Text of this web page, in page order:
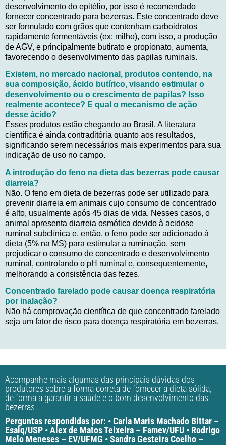
desenvolvimento do epitélio, por isso é recomendado
fornecer concentrado para bezerras. Este concentrado deve
ser formulado com grãos que contenham carboidratos
rapidamente fermentáveis (ex: milho), com isso, a produção
de AGV, e principalmente butirato e propionato, aumenta,
favorecendo o desenvolvimento das papilas ruminais.
Existem, no mercado nacional, produtos con­tendo, na
sua composição, ácido butírico, visando estimular o
desenvolvimento ou o crescimento de papilas? Isso
realmente acontece? E qual o mecanismo de ação
desse ácido?
Esses produtos estão chegando ao Brasil. A literatura
científica é ainda contraditória quanto aos resultados,
significando serem necessários mais experimentos para sua
indicação de uso no campo.
A introdução do feno na dieta das bezerras pode causar
diarreia?
Não. O feno em dieta de bezerras pode ser utilizado para
prevenir diarreia em animais cujo consumo de concentrado
é alto, usualmente após 45 dias de vida. Nesses casos, o
animal apresenta diarreia osmótica devido à acidose
ruminal subclínica e, então, o feno pode ser adicionado à
dieta (5% na MS) para estimular a ruminação, sem
prejudicar o consumo de concentrado e desenvolvimento
ruminal, controlando o pH ruminal e, consequentemente,
melhorando a consistência das fezes.
Concentrado farelado pode causar doença respiratória
por inalação?
Não há comprovação científica de que concentrado farelado
seja um fator de risco para doença respiratória em bezerras.
Acompanhe mais algumas das principais dúvidas dos
produtores sobre a forma correta de fornecer a dieta sólida,
de forma a garantir a saúde e o bom desenvolvimento das
bezerras
Perguntas respondidas por: • Carla Maris Machado Bittar –
Esalq/USP • Alex de Matos Teixeira – Famev/UFU • Rodrigo
Melo Meneses – EV/UFMG • Sandra Gesteira Coelho –